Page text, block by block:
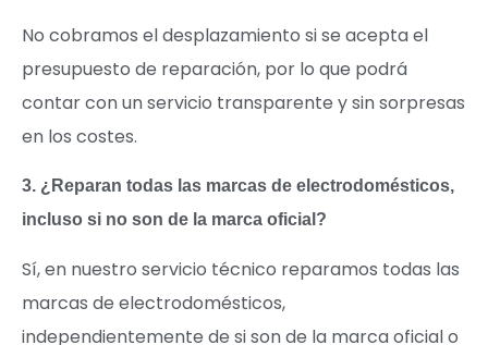
No cobramos el desplazamiento si se acepta el
presupuesto de reparación, por lo que podrá
contar con un servicio transparente y sin sorpresas
en los costes.
3. ¿Reparan todas las marcas de electrodomésticos,
incluso si no son de la marca oficial?
Sí, en nuestro servicio técnico reparamos todas las
marcas de electrodomésticos,
independientemente de si son de la marca oficial o